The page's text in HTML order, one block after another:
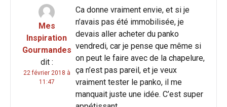
Mes
Inspiration
Gourmandes
dit :
22 février 2018 à
11:47
Ca donne vraiment envie, et si je
n’avais pas été immobilisée, je
devais aller acheter du panko
vendredi, car je pense que même si
on peut le faire avec de la chapelure,
ça n’est pas pareil, et je veux
vraiment tester le panko, il me
manquait juste une idée. C’est super